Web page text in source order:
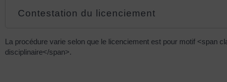
Contestation du licenciement
La procédure varie selon que le licenciement est pour motif <span
disciplinaire</span>.